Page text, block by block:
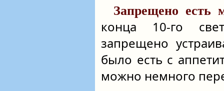
Запрещено есть
конца 10-го
запрещено
было есть с
можно немного